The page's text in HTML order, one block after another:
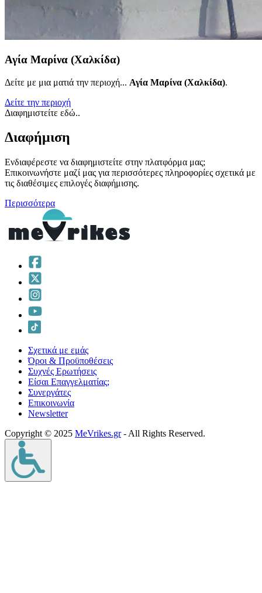
Αγία Μαρίνα (Χαλκίδα)
Δείτε με μια ματιά την περιοχή... Αγία Μαρίνα (Χαλκίδα).
Δείτε την περιοχή
Διαφημιστείτε εδώ..
Διαφήμιση
Ενδιαφέρεστε να διαφημιστείτε στην πλατφόρμα μας;
Επικοινωνήστε μαζί μας για περισσότερες πληροφορίες σχετικά με
τις διαθέσιμες επιλογές διαφήμισης.
Περισσότερα
Σχετικά με εμάς
Όροι & Προϋποθέσεις
Συχνές Ερωτήσεις
Είσαι Επαγγελματίας;
Συνεργάτες
Επικοινωνία
Νewsletter
Copyright © 2025 MeVrikes.gr- All Rights Reserved.